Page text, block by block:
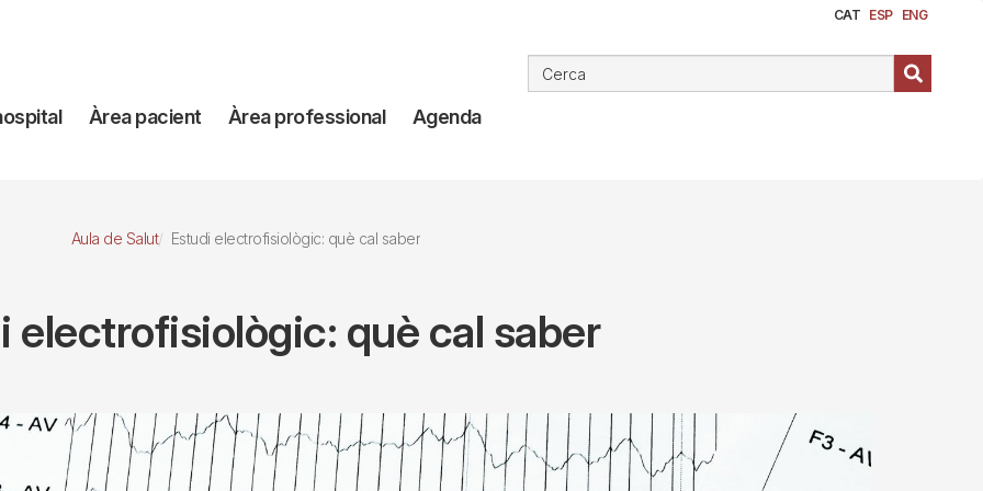
CAT ESP ENG
Àrea pacient Àrea professional Agenda
Aula de Salut Estudi electrofisiològic: què cal saber
electrofisiològic: què cal saber